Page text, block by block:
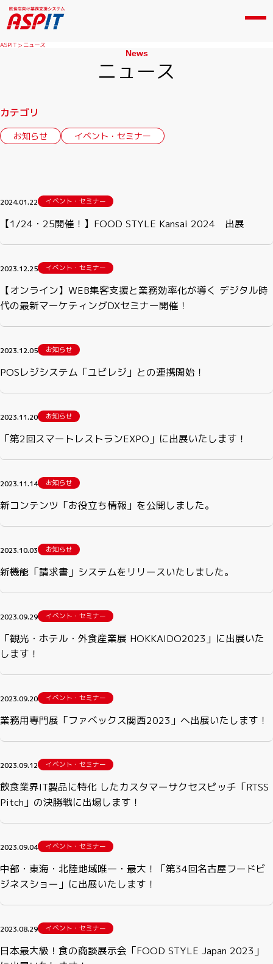
ASPIT ニュース
News
ニュース
カテゴリ
お知らせ イベント・セミナー
2024.01.22 イベント・セミナー
【1/24・25開催！】FOOD STYLE Kansai 2024 出展
2023.12.25 イベント・セミナー
【オンライン】WEB集客支援と業務効率化が導く デジタル時
代の最新マーケティングDXセミナー開催！
2023.12.05 お知らせ
POSレジシステム「ユビレジ」との連携開始！
2023.11.20 お知らせ
「第2回スマートレストランEXPO」に出展いたします！
2023.11.14 お知らせ
新コンテンツ「お役立ち情報」を公開しました。
2023.10.03 お知らせ
新機能「請求書」システムをリリースいたしました。
2023.09.29 イベント・セミナー
「観光・ホテル・外食産業展 HOKKAIDO2023」に出展いた
します！
2023.09.20 イベント・セミナー
業務用専門展「ファベックス関西2023」へ出展いたします！
2023.09.12 イベント・セミナー
飲⾷業界IT製品に特化 したカスタマーサクセスピッチ「RTSS
Pitch」の決勝戦に出場します！
2023.09.04 イベント・セミナー
中部・東海・北陸地域唯一・最大！「第34回名古屋フードビ
ジネスショー」に出展いたします！
2023.08.29 イベント・セミナー
日本最大級！食の商談展示会「FOOD STYLE Japan 2023」